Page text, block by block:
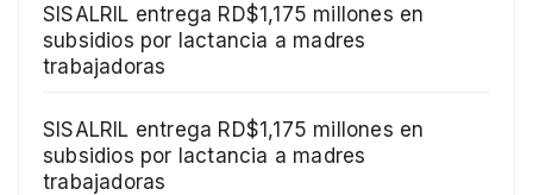
SISALRIL entrega RD$1,175 millones en
subsidios por lactancia a madres
trabajadoras
SISALRIL entrega RD$1,175 millones en
subsidios por lactancia a madres
trabajadoras